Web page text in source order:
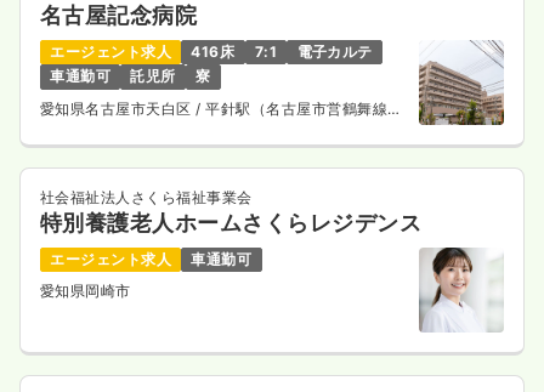
名古屋記念病院
エージェント求人 416床 7:1
電子カルテ
車通勤可
託児所
寮
愛知県名古屋市天白区 / 平針駅（名古屋市営鶴舞線）
社会福祉法人さくら福祉事業会
特別養護老人ホームさくらレジデンス
エージェント求人
車通勤可
愛知県岡崎市